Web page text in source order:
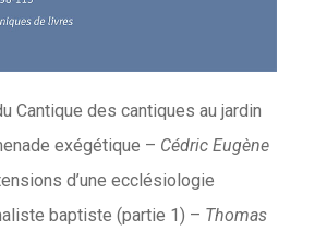
Cantique des cantiques au jardin
exégétique – Cédric Eugène
d’une ecclésiologie
baptiste (partie 1) – Thomas